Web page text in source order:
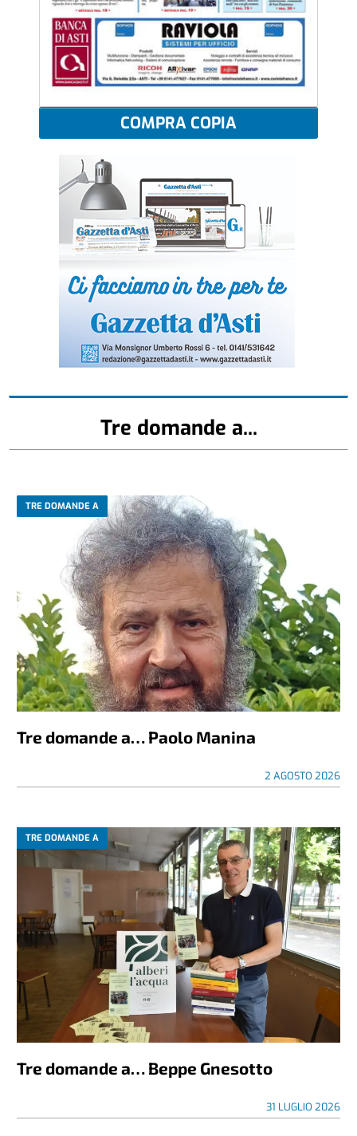
COMPRA COPIA
Tre domande a...
TRE DOMANDE A
Tre domande a… Paolo Manina
2 AGOSTO 2026
TRE DOMANDE A
Tre domande a… Beppe Gnesotto
31 LUGLIO 2026